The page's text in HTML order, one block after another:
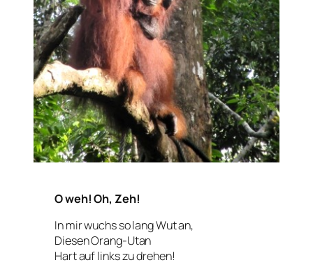
O weh! Oh, Zeh!
In mir wuchs so lang Wut an,
Diesen Orang-Utan
Hart auf links zu drehen!